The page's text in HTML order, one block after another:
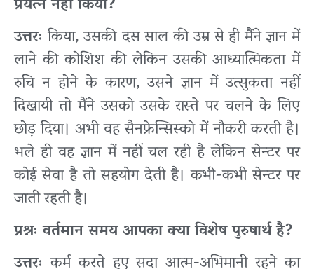
प्रयत्न नहीं किया?
उत्तरःकिया, उसकी दस साल की उम्र से ही मैंने ज्ञान में
लाने की कोशिश की लेकिन उसकी आध्यात्मिकता में
रुचि न होने के कारण, उसने ज्ञान में उत्सुकता नहीं
दिखायी तो मैंने उसको उसके रास्ते पर चलने के लिए
छोड़ दिया। अभी वह सैनफ्रेन्सिस्को में नौकरी करती है।
भले ही वह ज्ञान में नहीं चल रही है लेकिन सेन्टर पर
कोई सेवा है तो सहयोग देती है। कभी-कभी सेन्टर पर
जाती रहती है।
प्रश्नः वर्तमान समय आपका क्या विशेष पुरुषार्थ है?